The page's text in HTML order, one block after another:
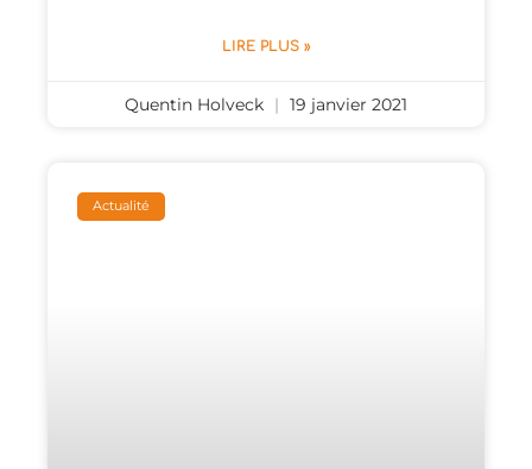
LIRE PLUS »
Quentin Holveck 19 janvier 2021
Actualité